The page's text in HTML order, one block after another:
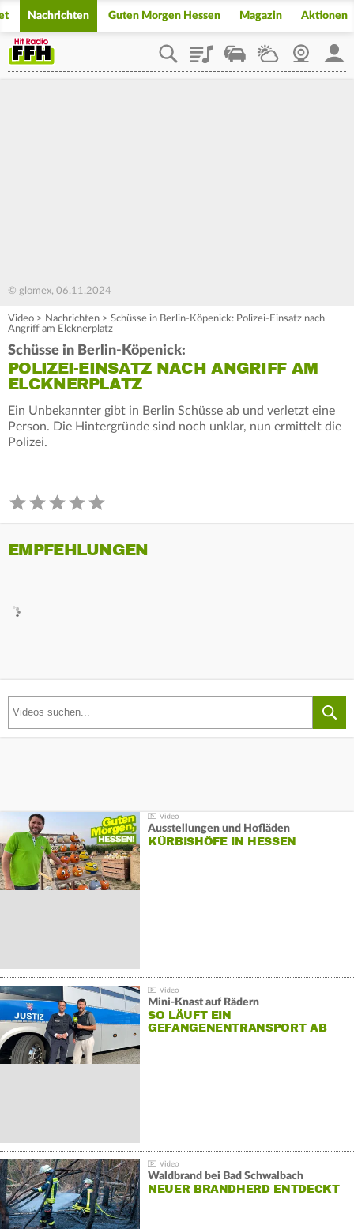
Nachrichten Guten Morgen Hessen Magazin Aktionen
PlaylistStaupilotWetterWebcam
© glomex, 06.11.2024
Video > Nachrichten > Schüsse in Berlin-Köpenick: Polizei-Einsatz nach
Angriff am Elcknerplatz
Schüsse in Berlin-Köpenick:
POLIZEI-EINSATZ NACH ANGRIFF AM
ELCKNERPLATZ
Ein Unbekannter gibt in Berlin Schüsse ab und verletzt eine
Person. Die Hintergründe sind noch unklar, nun ermittelt die
Polizei.
EMPFEHLUNGEN
Ausstellungen und Hofläden
KÜRBISHÖFE IN HESSEN
Mini-Knast auf Rädern
SO LÄUFT EIN
GEFANGENENTRANSPORT AB
Waldbrand bei Bad Schwalbach
NEUER BRANDHERD ENTDECKT